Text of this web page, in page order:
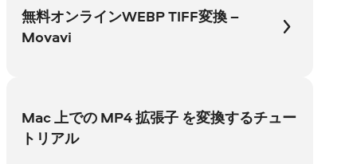
無料オンラインWEBP TIFF変換 –
Movavi
Mac 上での MP4 拡張子 を変換するチュー
トリアル